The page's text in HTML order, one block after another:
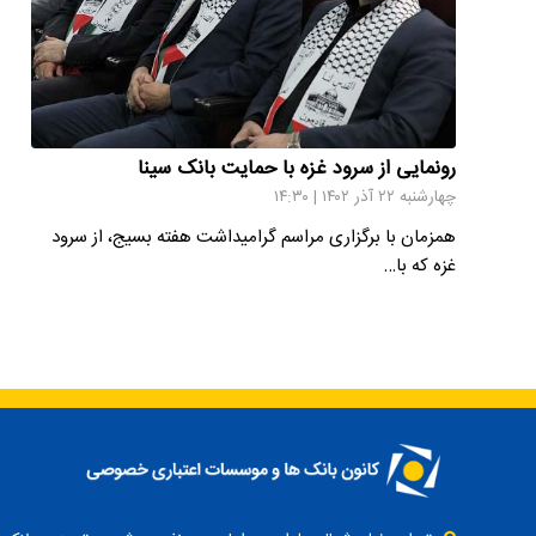
رونمایی از سرود غزه با حمایت بانک سینا
چهارشنبه ۲۲ آذر ۱۴۰۲ | ۱۴:۳۰
همزمان با برگزاری مراسم گرامیداشت هفته بسیج، از سرود
غزه که با…